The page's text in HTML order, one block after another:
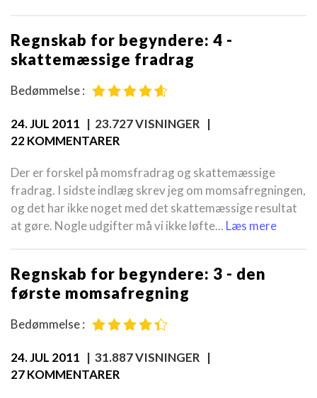
Regnskab for begyndere: 4 -
skattemæssige fradrag
Bedømmelse :
24. JUL 2011 | 23.727 VISNINGER |
22 KOMMENTARER
Der er forskel på momsfradrag og skattemæssige
fradrag. I sidste indlæg skrev jeg om momsafregningen,
og det har ikke noget med det skattemæssige resultat
at gøre. Nogle udgifter må vi ikke løfte... Læs mere
Regnskab for begyndere: 3 - den
første momsafregning
Bedømmelse :
24. JUL 2011 | 31.887 VISNINGER |
27 KOMMENTARER